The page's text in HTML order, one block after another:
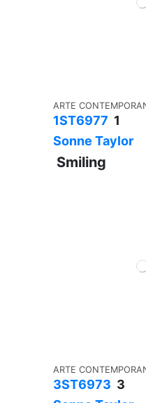
ARTE
1ST6977 1
Sonne Taylor
Smiling
ARTE
3ST6973 3